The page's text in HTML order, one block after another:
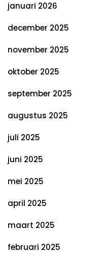
januari 2026
december 2025
november 2025
oktober 2025
september 2025
augustus 2025
juli 2025
juni 2025
mei 2025
april 2025
maart 2025
februari 2025